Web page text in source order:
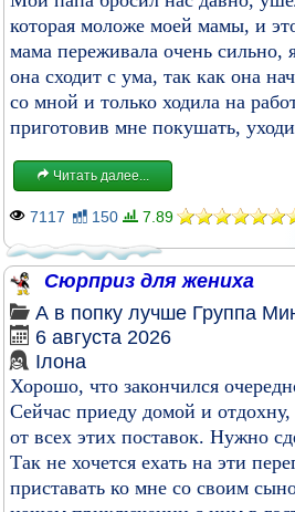
которая моложе моей мамы, и
мама переживала очень сильно,
она сходит с ума, так как она
со мной и только ходила на
приготовив мне покушать,
Читать далее...
7117 150 7.89
Сюрприз для жениха
А в попку лучше Группа
6 августа 2026
Ілона
Хорошо, что закончился
Сейчас приеду домой и отдохну,
от всех этих поставок. Нужно
Так не хочется ехать на эти
приставать ко мне со своим